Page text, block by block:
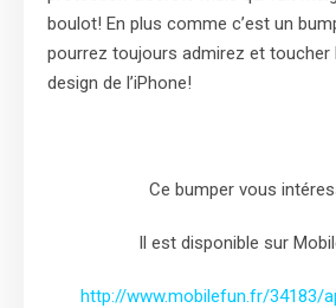
boulot! En plus comme c’est un
pourrez toujours admirez et toucher
design de l’iPhone!
Ce bumper vous
Il est disponible sur
http://www.mobilefun.fr/34183/